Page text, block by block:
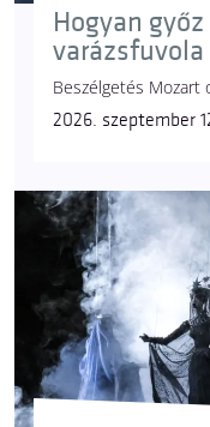
Hogyan
Beszélgetés Mozart
2026. szeptember